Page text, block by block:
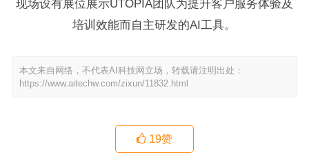
现场设有展位展示UTOPIA团队为提升客户服务体验及
培训效能而自主研发的AI工具。
本文来自网络，不代表AI科技网立场，转载请注明出处：
https://www.aitechw.com/zixun/11832.html
19赞